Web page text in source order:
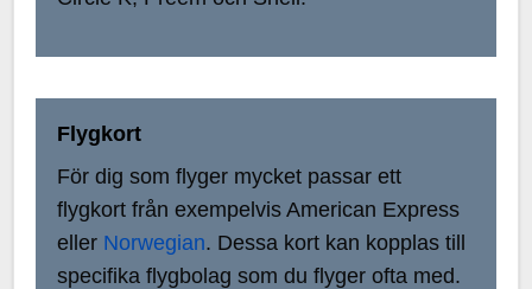
Flygkort
För dig som flyger mycket passar ett
flygkort från exempelvis American Express
eller Norwegian. Dessa kort kan kopplas till
specifika flygbolag som du flyger ofta med.